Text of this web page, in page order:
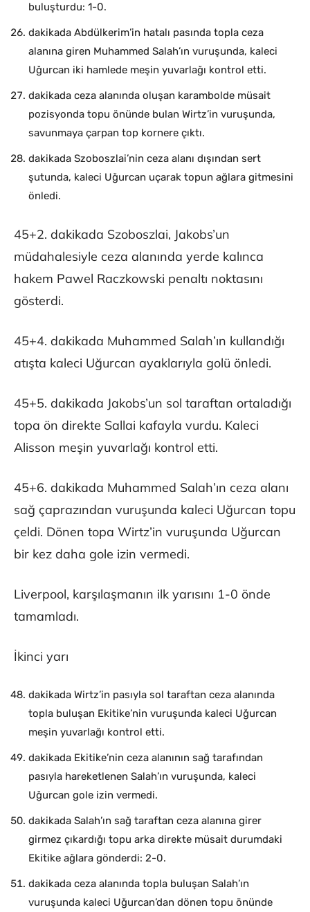
buluşturdu: 1-0.
dakikada Abdülkerim’in hatalı pasında topla ceza
alanına giren Muhammed Salah’ın vuruşunda, kaleci
Uğurcan iki hamlede meşin yuvarlağı kontrol etti.
dakikada ceza alanında oluşan karambolde müsait
pozisyonda topu önünde bulan Wirtz’in vuruşunda,
savunmaya çarpan top kornere çıktı.
dakikada Szoboszlai’nin ceza alanı dışından sert
şutunda, kaleci Uğurcan uçarak topun ağlara gitmesini
önledi.
45+2. dakikada Szoboszlai, Jakobs’un
müdahalesiyle ceza alanında yerde kalınca
hakem Pawel Raczkowski penaltı noktasını
gösterdi.
45+4. dakikada Muhammed Salah’ın kullandığı
atışta kaleci Uğurcan ayaklarıyla golü önledi.
45+5. dakikada Jakobs’un sol taraftan ortaladığı
topa ön direkte Sallai kafayla vurdu. Kaleci
Alisson meşin yuvarlağı kontrol etti.
45+6. dakikada Muhammed Salah’ın ceza alanı
sağ çaprazından vuruşunda kaleci Uğurcan topu
çeldi. Dönen topa Wirtz’in vuruşunda Uğurcan
bir kez daha gole izin vermedi.
Liverpool, karşılaşmanın ilk yarısını 1-0 önde
tamamladı.
İkinci yarı
dakikada Wirtz’in pasıyla sol taraftan ceza alanında
topla buluşan Ekitike’nin vuruşunda kaleci Uğurcan
meşin yuvarlağı kontrol etti.
dakikada Ekitike’nin ceza alanının sağ tarafından
pasıyla hareketlenen Salah’ın vuruşunda, kaleci
Uğurcan gole izin vermedi.
dakikada Salah’ın sağ taraftan ceza alanına girer
girmez çıkardığı topu arka direkte müsait durumdaki
Ekitike ağlara gönderdi: 2-0.
dakikada ceza alanında topla buluşan Salah’ın
vuruşunda kaleci Uğurcan’dan dönen topu önünde